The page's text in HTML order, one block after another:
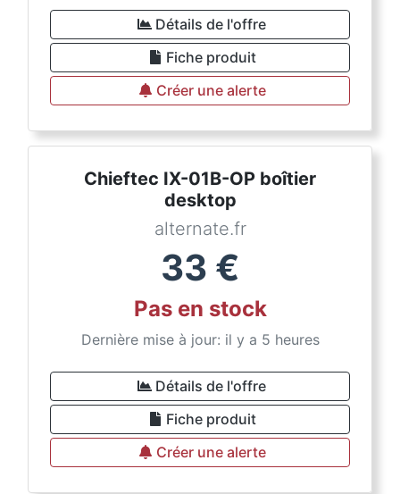
Détails de l'offre
Fiche produit
Créer une alerte
Chieftec IX-01B-OP boîtier
desktop
alternate.fr
33 €
Pas en stock
Dernière mise à jour: il y a 5 heures
Détails de l'offre
Fiche produit
Créer une alerte